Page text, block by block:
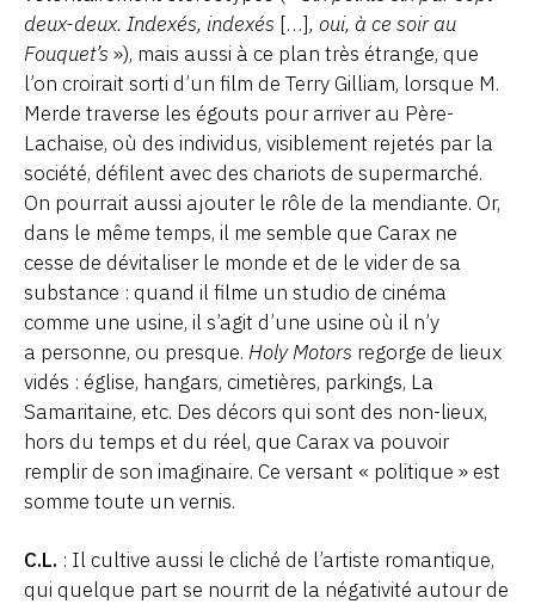
deux-deux. Indexés, indexés […], oui, à ce soir au
Fouquet’s »), mais aussi à ce plan très étrange, que
l’on croirait sorti d’un film de Terry Gilliam, lorsque M.
Merde traverse les égouts pour arriver au Père-
Lachaise, où des individus, visiblement rejetés par la
société, défilent avec des chariots de supermarché.
On pourrait aussi ajouter le rôle de la mendiante. Or,
dans le même temps, il me semble que Carax ne
cesse de dévitaliser le monde et de le vider de sa
substance : quand il filme un studio de cinéma
comme une usine, il s’agit d’une usine où il n’y
a personne, ou presque. Holy Motors regorge de lieux
vidés : église, hangars, cimetières, parkings, La
Samaritaine, etc. Des décors qui sont des non-lieux,
hors du temps et du réel, que Carax va pouvoir
remplir de son imaginaire. Ce versant « politique » est
somme toute un vernis.
C.L. : Il cultive aussi le cliché de l’artiste romantique,
qui quelque part se nourrit de la négativité autour de